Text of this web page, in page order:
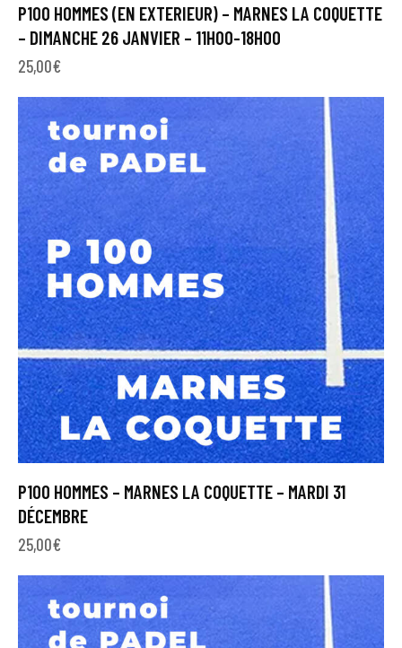
P100 HOMMES (EN EXTERIEUR) – MARNES LA COQUETTE
– DIMANCHE 26 JANVIER – 11H00-18H00
25,00€
P100 HOMMES – MARNES LA COQUETTE – MARDI 31
DÉCEMBRE
25,00€